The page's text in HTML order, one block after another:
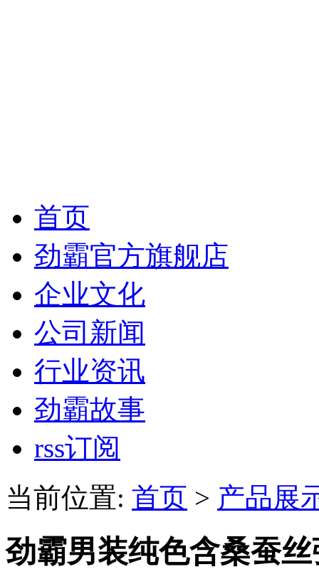
首页
劲霸官方旗舰店
企业文化
公司新闻
行业资讯
劲霸故事
rss订阅
当前位置: 首页 > 产品展
劲霸男装纯色含桑蚕